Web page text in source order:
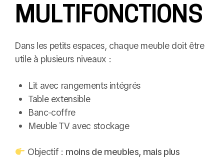
MULTIFONCTIONS
Dans les petits espaces, chaque meuble doit être
utile à plusieurs niveaux :
Lit avec rangements intégrés
Table extensible
Banc-coffre
Meuble TV avec stockage
Objectif : moins de meubles, mais plus